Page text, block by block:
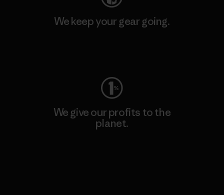
We keep your gear going.
We give our profits to the
planet.